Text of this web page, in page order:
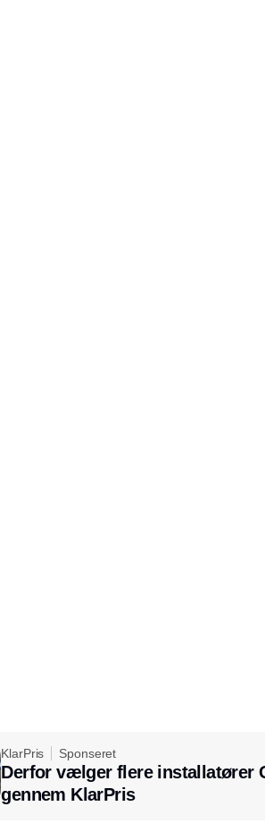
KlarPris Sponseret
Derfor vælger flere installatører
gennem KlarPris